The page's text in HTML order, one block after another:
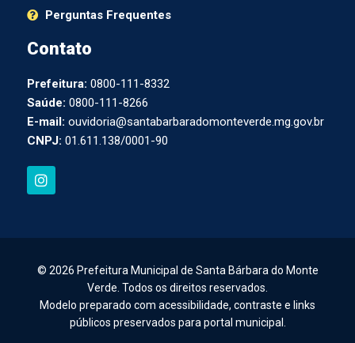
Perguntas Frequentes
Contato
Prefeitura: 0800-111-8332
Saúde: 0800-111-8266
E-mail: ouvidoria@santabarbaradomonteverde.mg.gov.br
CNPJ: 01.611.138/0001-90
I
n
g
a
© 2026 Prefeitura Municipal de Santa Bárbara do Monte
Verde. Todos os direitos reservados.
Modelo preparado com acessibilidade, contraste e links
públicos preservados para portal municipal.